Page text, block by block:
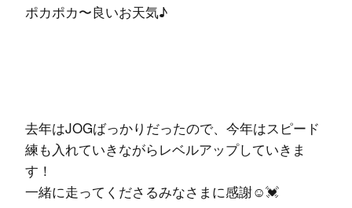
ポカポカ〜良いお天気♪
去年はJOGばっかりだったので、今年はスピード
練も入れていきながらレベルアップしていきま
す！
一緒に走ってくださるみなさまに感謝☺️💓